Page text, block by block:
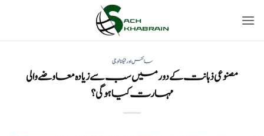
سائنس اور ٹیکنالوجی
مصنوعی ذہانت کے دور میں سب سے زیادہ معاوضے والی
مہارت کیا ہوگی؟